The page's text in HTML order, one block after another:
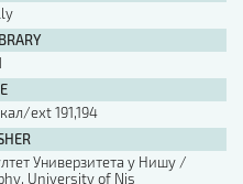
ext 191,194
Универзитета у Нишу /
University of Nis